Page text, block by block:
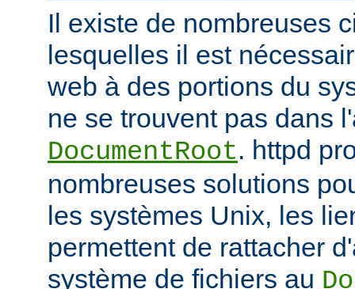
Il existe de nombreuses
lesquelles il est
web à des portions du
ne se trouvent pas dans
DocumentRoot. httpd
nombreuses solutions
les systèmes Unix, les
permettent de rattacher
système de fichiers au